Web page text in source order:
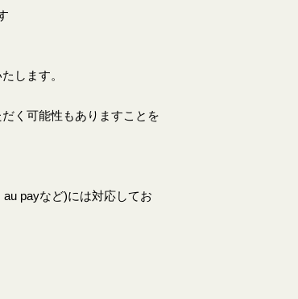
します。
く可能性もありますことを
payなど)には対応してお